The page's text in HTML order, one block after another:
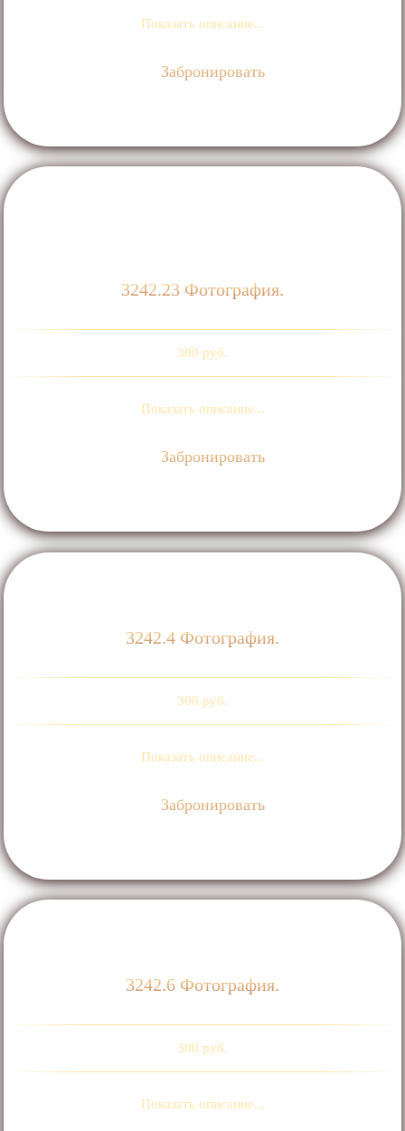
Показать описание...
Забронировать
3242.23 Фотография.
300 руб.
Показать описание...
Забронировать
3242.4 Фотография.
300 руб.
Показать описание...
Забронировать
3242.6 Фотография.
300 руб.
Показать описание...